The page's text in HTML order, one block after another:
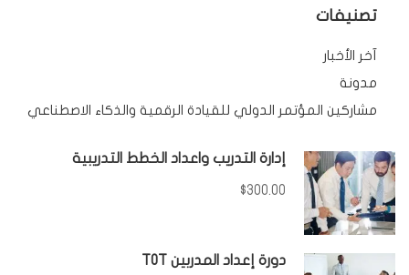
تصنيفات
آخر الأخبار
مدونة
مشاركين المؤتمر الدولي للقيادة الرقمية والذكاء الاصطناعي
إدارة التدريب واعداد الخطط التدريبية
$300.00
دورة إعداد المدربين TOT